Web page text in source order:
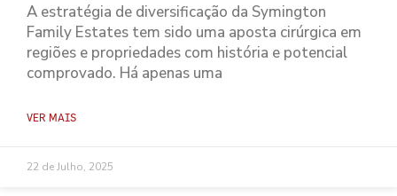
A estratégia de diversificação da Symington
Family Estates tem sido uma aposta cirúrgica em
regiões e propriedades com história e potencial
comprovado. Há apenas uma
VER MAIS
22 de Julho, 2025